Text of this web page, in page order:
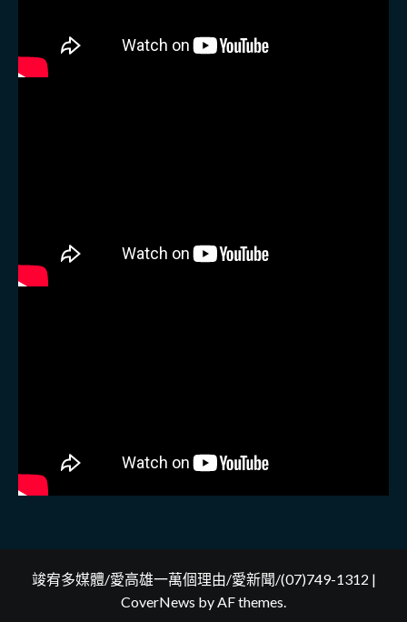
竣宥多媒體/愛高雄一萬個理由/愛新聞/(07)749-1312 |
CoverNews by AF themes.